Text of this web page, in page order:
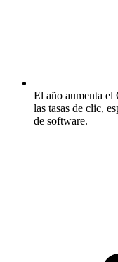
El año aumenta el
las tasas de clic,
de software.